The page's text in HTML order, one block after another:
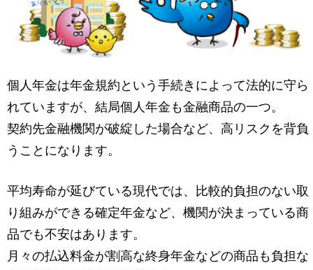
個人年金は年金規約という手続きによって法的に守ら
れていますが、結局個人年金も金融商品の一つ。
契約先金融機関が破綻した場合など、高リスクを背負
うことになります。
平均寿命が延びている現代では、比較的負担のない取
り組みができる確定年金など、機関が決まっている商
品でも不安はあります。
月々の払込料金が割高な終身年金などの商品も負担な